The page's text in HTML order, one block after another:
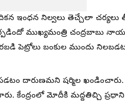
ఇంధన నిల్వలు తెచ్చేలా చర్యలు
ముఖ్యమంత్రి చంద్రబాబు
పెట్రోలు బంకుల ముందు
దారుణమని షర్మిల ఖండించారు.
కేంద్రంలో మోదీకి మద్దతిచ్చి